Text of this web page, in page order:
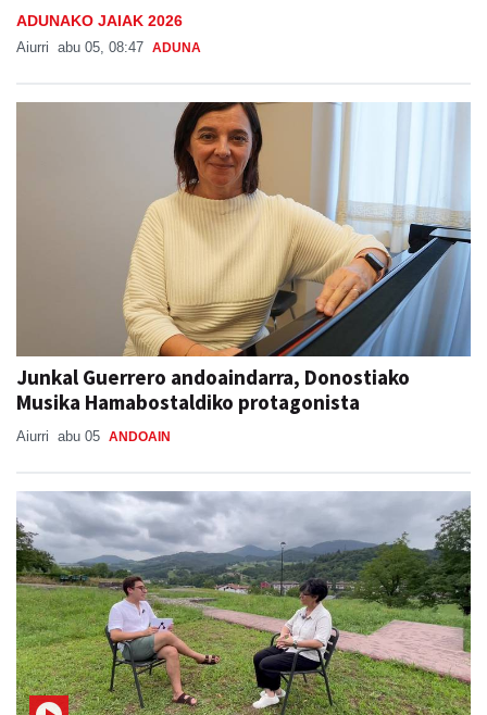
ADUNAKO JAIAK 2026
Aiurri abu 05, 08:47 ADUNA
Junkal Guerrero andoaindarra, Donostiako
Musika Hamabostaldiko protagonista
Aiurri abu 05 ANDOAIN